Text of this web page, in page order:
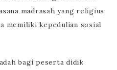
madrasah yang religius,
memiliki kepedulian sosial
bagi peserta didik